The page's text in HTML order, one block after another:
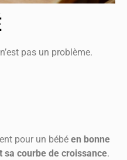
pas un problème.
pour un bébé en bonne
courbe de croissance.